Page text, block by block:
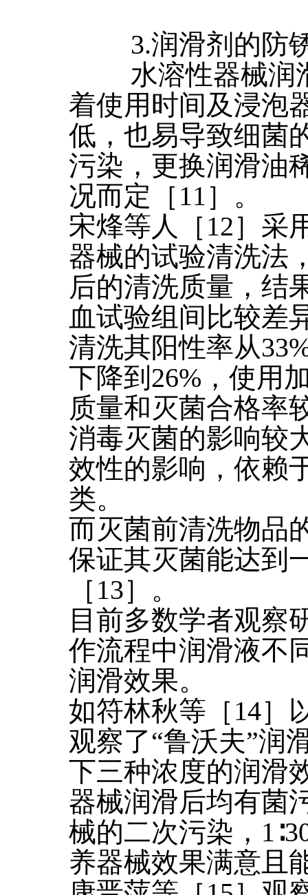
3.润滑剂的防
水溶性器械润滑
着使用时间及浸泡
低，也易导致细菌
污染，更换润滑油
况而定［11］。
宋烽等人［12］采
器械的试验清洗法
后的清洗质量，结
血试验组间比较差
清洗其阳性率从
下降到26%，使用
质量和灭菌合格率
消毒灭菌的影响较
效性的影响，依赖
类。
而灭菌前清洗物品
保证其灭菌能达到
［13］。
目前多数学者观察
作流程中润滑液不
润滑效果。
如符林秋等［14］
观察了“鲁沃夫”润
下三种浓度的润滑
器械润滑后均有菌
械的二次污染，
养器械效果满意且